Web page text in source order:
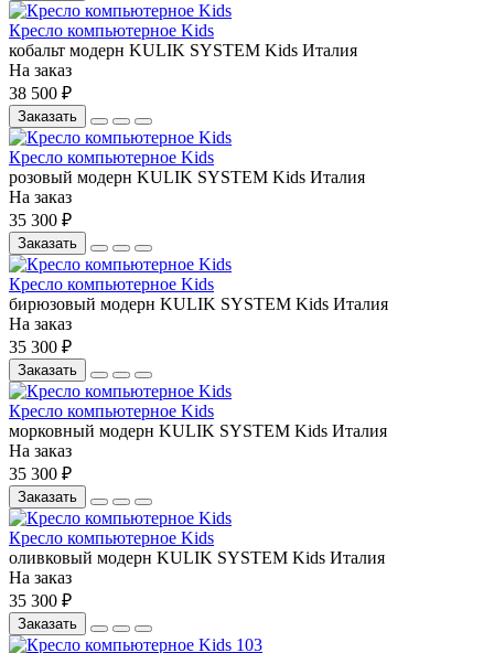
Кресло компьютерное Kids
кобальт модерн KULIK SYSTEM Kids Италия
На заказ
38 500 ₽
Заказать
Кресло компьютерное Kids
розовый модерн KULIK SYSTEM Kids Италия
На заказ
35 300 ₽
Заказать
Кресло компьютерное Kids
бирюзовый модерн KULIK SYSTEM Kids Италия
На заказ
35 300 ₽
Заказать
Кресло компьютерное Kids
морковный модерн KULIK SYSTEM Kids Италия
На заказ
35 300 ₽
Заказать
Кресло компьютерное Kids
оливковый модерн KULIK SYSTEM Kids Италия
На заказ
35 300 ₽
Заказать